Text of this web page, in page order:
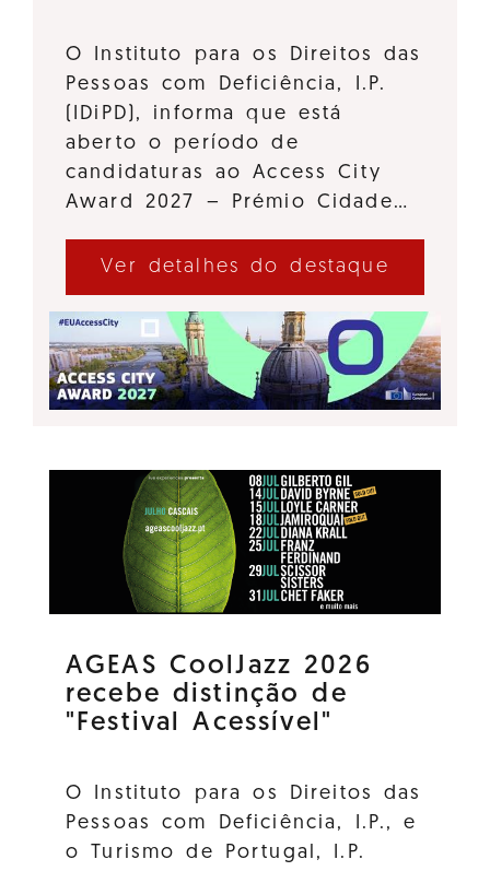
O Instituto para os Direitos das
Pessoas com Deficiência, I.P.
(IDiPD), informa que está
aberto o período de
candidaturas ao Access City
Award 2027 – Prémio Cidade…
Ver detalhes do destaque
AGEAS CoolJazz 2026
recebe distinção de
"Festival Acessível"
O Instituto para os Direitos das
Pessoas com Deficiência, I.P., e
o Turismo de Portugal, I.P.